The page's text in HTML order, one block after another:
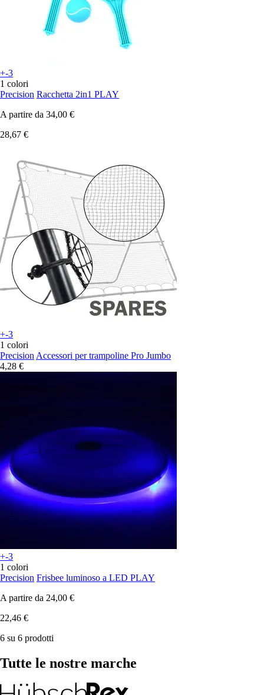
+-3
1 colori
Precision Racchetta 2in1 PLAY
A partire da 34,00 €
28,67 €
+-3
1 colori
Precision Accessori per trampoline Pro Jumbo
4,28 €
+-3
1 colori
Precision Frisbee luminoso a LED PLAY
A partire da 24,00 €
22,46 €
6 su 6 prodotti
Tutte le nostre marche